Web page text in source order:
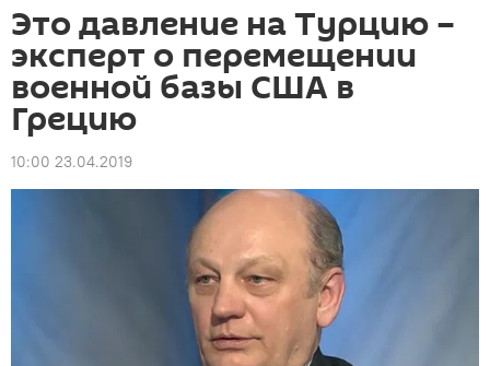
Это давление на Турцию –
эксперт о перемещении
военной базы США в
Грецию
10:00 23.04.2019